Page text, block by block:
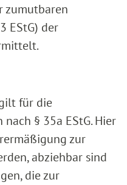
zumutbaren
EStG) der
für die
§ 35a EStG. Hier
zur
abziehbar sind
die zur